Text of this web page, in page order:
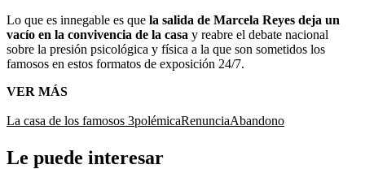
Lo que es innegable es que la salida de Marcela Reyes deja un
vacío en la convivencia de la casa y reabre el debate nacional
sobre la presión psicológica y física a la que son sometidos los
famosos en estos formatos de exposición 24/7.
VER MÁS
La casa de los famosos 3polémicaRenunciaAbandono
Le puede interesar